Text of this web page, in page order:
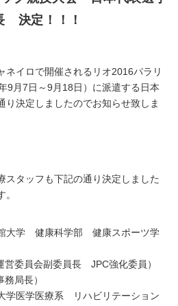
決定！！！
ネイロで開催されるリオ2016パラリ
9月7日～9月18日）に派遣する日本
り決定しましたのでお知らせ致しま
タッフも下記の通り決定しました
大学 健康科学部 健康スポーツ学
委員会副委員長 JPC強化委員）
局長）
医学医療系 リハビリテーション